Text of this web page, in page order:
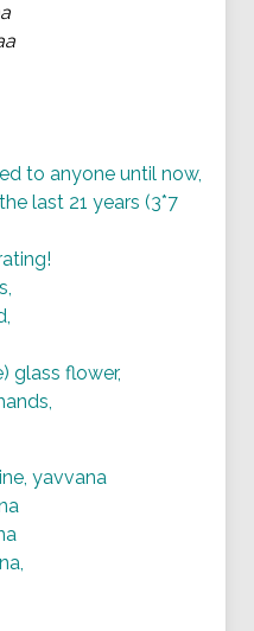
to anyone until now,
last 21 years (3*7
glass flower,
yavvana